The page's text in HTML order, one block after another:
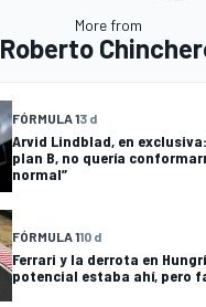
More from
Roberto
FÓRMULA 13 d
Arvid Lindblad, en
plan B, no quería
normal”
FÓRMULA 110 d
Ferrari y la derrota en
potencial estaba ahí, pero